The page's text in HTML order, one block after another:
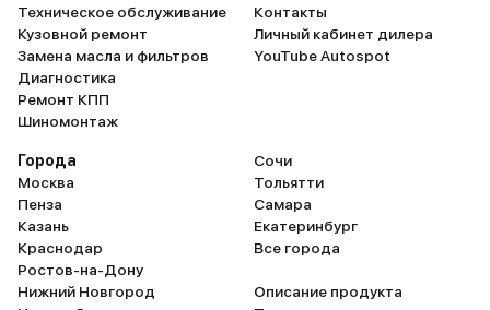
Техническое обслуживание
Кузовной ремонт
Замена масла и фильтров
Диагностика
Ремонт КПП
Шиномонтаж
Контакты
Личный кабинет дилера
YouTube Autospot
Города
Москва
Пенза
Казань
Краснодар
Ростов-на-Дону
Нижний Новгород
Сочи
Тольятти
Самара
Екатеринбург
Все города
Описание продукта